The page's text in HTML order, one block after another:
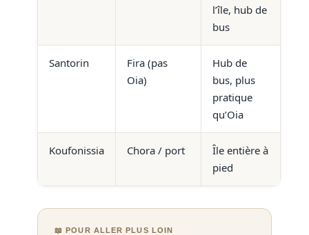
l’île, hub de
bus
Santorin
Fira (pas
Oia)
Hub de
bus, plus
pratique
qu’Oia
Koufonissia Chora / port
Île entière à
pied
📖 POUR ALLER PLUS LOIN